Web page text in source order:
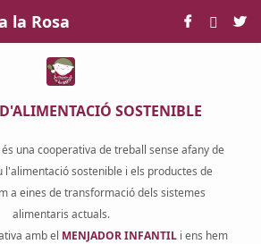
la Rosa
D'ALIMENTACIÓ SOSTENIBLE
una cooperativa de treball sense afany de
l'alimentació sostenible i els productes de
a eines de transformació dels sistemes
alimentaris actuals.
amb el MENJADOR INFANTIL i ens hem